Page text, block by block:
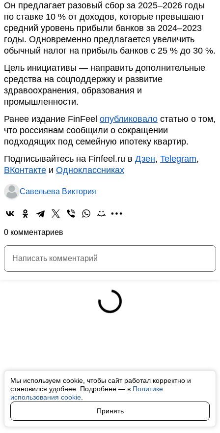
Мы используем cookie, чтобы сайт работал корректно и
становился удобнее. Подробнее — в Политике
использования cookie
Принять
Он предлагает разовый сбор за 2025–2026 годы
по ставке 10 % от доходов, которые превышают
средний уровень прибыли банков за 2024–2023
годы. Одновременно предлагается увеличить
обычный налог на прибыль банков с 25 % до 30 %.
Цель инициативы — направить дополнительные
средства на соцподдержку и развитие
здравоохранения, образования и
промышленности.
Ранее издание FinFeel опубликовало статью о том,
что россиянам сообщили о сокращении
подходящих под семейную ипотеку квартир.
Подписывайтесь на Finfeel.ru в Дзен, Telegram,
ВКонтакте и Одноклассниках
Савельева Виктория
0 комментариев